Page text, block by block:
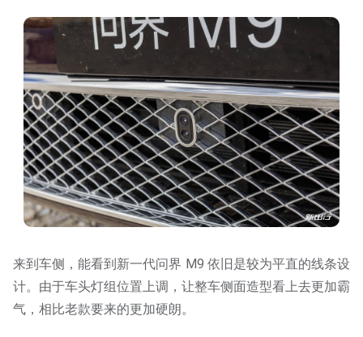
来到车侧，能看到新一代问界 M9 依旧是较为平直的线条设
计。由于车头灯组位置上调，让整车侧面造型看上去更加霸
气，相比老款要来的更加硬朗。